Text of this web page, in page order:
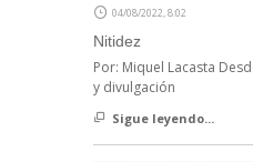
04/08/2022, 8:02
Nitidez
Por: Miquel Lacasta
y divulgación
Sigue leyendo...